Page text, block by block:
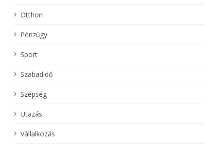
Otthon
Pénzügy
Sport
Szabadidő
Szépség
Utazás
Vállalkozás